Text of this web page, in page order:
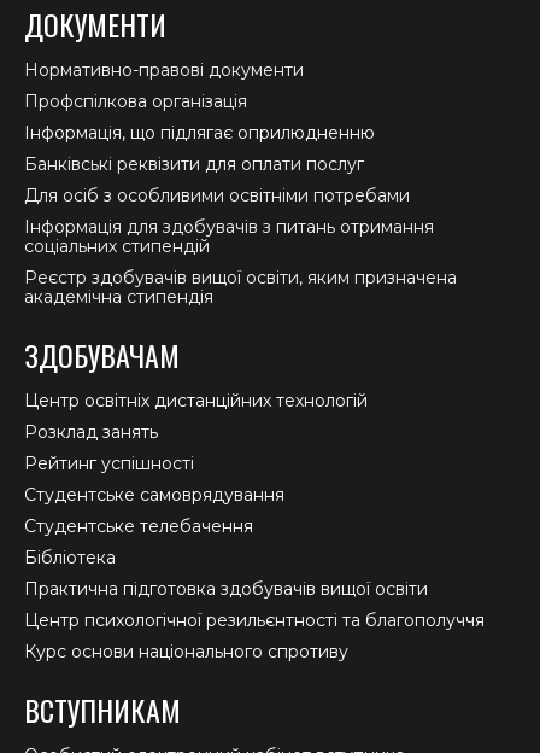
ДОКУМЕНТИ
Нормативно-правові документи
Профспілкова організація
Інформація, що підлягає оприлюдненню
Банківські реквізити для оплати послуг
Для осіб з особливими освітніми потребами
Інформація для здобувачів з питань отримання
соціальних стипендій
Реєстр здобувачів вищої освіти, яким призначена
академічна стипендія
ЗДОБУВАЧАМ
Центр освітніх дистанційних технологій
Розклад занять
Рейтинг успішності
Студентське самоврядування
Студентське телебачення
Бібліотека
Практична підготовка здобувачів вищої освіти
Центр психологічної резильєнтності та благополуччя
Курс основи національного спротиву
ВСТУПНИКАМ